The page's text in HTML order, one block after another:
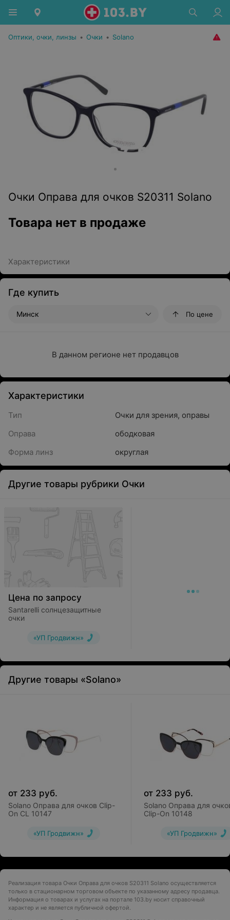
Оптики, очки, линзы • Очки • Solano
Очки Оправа для очков S20311 Solano
Товара нет в продаже
Характеристики
Где купить
Минск По цене
В данном регионе нет продавцов
Характеристики
Тип
Очки для зрения, оправы
Оправа
ободковая
Форма линз
округлая
Другие товары рубрики Очки
Цена по запросу
Santarelli солнцезащитные
очки
«УП Гродвижн»
Другие товары «Solano»
от 233 руб.
Solano Оправа для очков Clip-
On CL 10147
«УП Гродвижн»
от 233 руб.
Solano Оправа для
Clip-On 10148
«УП Гродвижн»
Реализация товара Очки Оправа для очков S20311 Solano осуществляется
только в стационарном торговом объекте по указанному адресу продавца.
Информация о товарах и услугах на портале 103.by носит справочный
характер и не является публичной офертой.